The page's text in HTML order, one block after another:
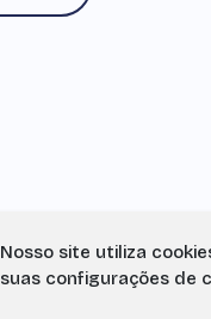
Nosso site utiliza
suas configurações de